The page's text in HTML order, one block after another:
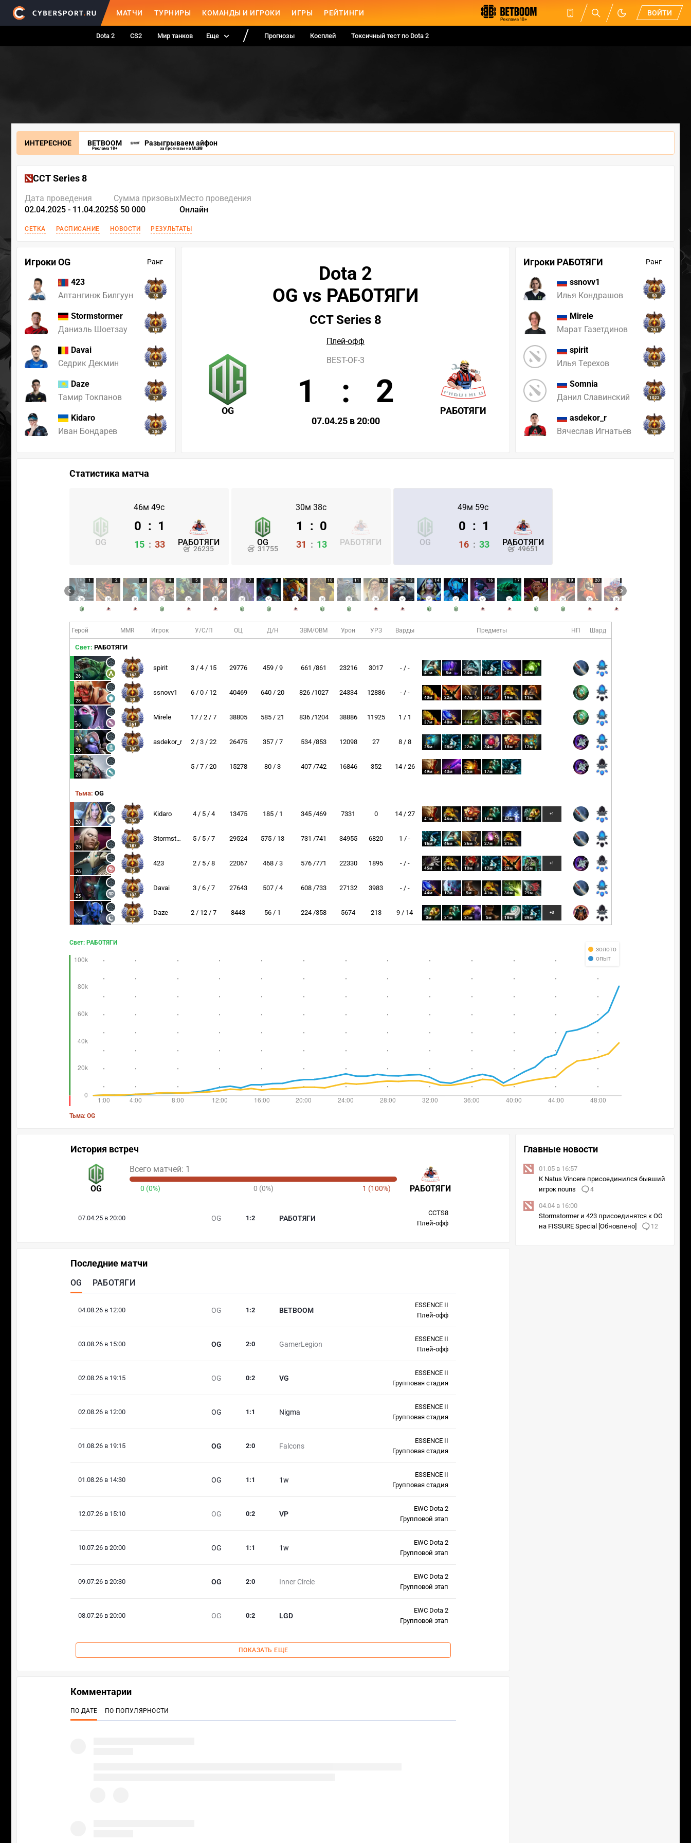
МАТЧИ ТУРНИРЫ КОМАНДЫ И ИГРОКИ ИГРЫ РЕЙТИНГИ ВОЙТИ
Dota 2 CS2 Мир танков Еще Прогнозы Косплей Токсичный тест по Dota 2
ИНТЕРЕСНОЕ BETBOOM
Реклама 18+
Разыгрываем айфон
за прогнозы на MLBB
CCT Series 8
Дата проведения
02.04.2025 - 11.04.2025
Сумма призовых
$ 50 000
Место проведения
Онлайн
СЕТКА РАСПИСАНИЕ НОВОСТИ РЕЗУЛЬТАТЫ
Игроки OG Ранг
423
Алтангинж Билгуун
35
Stormstormer
Даниэль Шоетзау
187
Davai
Седрик Декмин
103
Daze
Тамир Токпанов
27
Kidaro
Иван Бондарев
206
Игроки РАБОТЯГИ Ранг
ssnovv1
Илья Кондрашов
50
Mirele
Марат Газетдинов
261
spirit
Илья Терехов
163
Somnia
Данил Славинский
1022
asdekor_r
Вячеслав Игнатьев
136
Dota 2
OG vs РАБОТЯГИ
CCT Series 8
Плей-офф
OG РАБОТЯГИ
BEST-OF-3
1 : 2
07.04.25 в 20:00
Статистика матча
46м 49с
OG РАБОТЯГИ
26235
0 : 1
15 : 33
30м 38с
OG
31755
РАБОТЯГИ
1 : 0
31 : 13
49м 59с
OG РАБОТЯГИ
49651
0 : 1
16 : 33
1 2 3 4 5 6 7 8 9 10 11 12 13 14 15 16 17 18 19 20
Герой MMR Игрок У/С/П ОЦ Д/Н ЗВМ/ОВМ Урон УРЗ Варды Предметы НП Шард
Свет: РАБОТЯГИ
26 163
spirit 3 / 4 / 15 29776 459 / 9 661 /861 23216 3017 - / -
41м 5м 34м 14м 20м 46м
28 50
ssnovv1 6 / 0 / 12 40469 640 / 20 826 /1027 24334 12886 - / -
40м 22м 47м 33м 19м 11м
29 261
Mirele 17 / 2 / 7 38805 585 / 21 836 /1204 38886 11925 1 / 1
37м 48м 44м 27м 23м 32м
26 136
asdekor_r 2 / 3 / 22 26475 357 / 7 534 /853 12098 27 8 / 8
25м 28м 22м 34м 18м 12м
25
5 / 7 / 20 15278 80 / 3 407 /742 16846 352 14 / 26
49м 43м 35м 17м 27м
Тьма: OG
20 206
Kidaro 4 / 5 / 4 13475 185 / 1 345 /469 7331 0 14 / 27
41м 46м 28м 16м 42м 0м
+1
25 187
Stormstormer 5 / 5 / 7 29524 575 / 13 731 /741 34955 6820 1 / -
16м 46м 36м 27м 31м
26 35
423 2 / 5 / 8 22067 468 / 3 576 /771 22330 1895 - / -
45м 24м 10м 17м 29м 35м
+1
25 103
Davai 3 / 6 / 7 27643 507 / 4 608 /733 27132 3983 - / -
44м 17м 5м 41м 36м 29м
18 27
Daze 2 / 12 / 7 8443 56 / 1 224 /358 5674 213 9 / 14
0м 31м 31м 5м 18м 39м
+3
золото
опыт
Свет: РАБОТЯГИ
Тьма: OG
История встреч
OG РАБОТЯГИ
Всего матчей: 1
0 (0%) 0 (0%) 1 (100%)
07.04.25 в 20:00 OG РАБОТЯГИ
1 :2
CCTS8
Плей-офф
Последние матчи
OG РАБОТЯГИ
04.08.26 в 12:00 OG BETBOOM
1 :2
ESSENCE II
Плей-офф
03.08.26 в 15:00 OG GamerLegion
2:0
ESSENCE II
Плей-офф
02.08.26 в 19:15 OG VG
0:2
ESSENCE II
Групповая стадия
02.08.26 в 12:00 OG Nigma
1 :1
ESSENCE II
Групповая стадия
01.08.26 в 19:15 OG Falcons
2:0
ESSENCE II
Групповая стадия
01.08.26 в 14:30 OG 1w
1 :1
ESSENCE II
Групповая стадия
12.07.26 в 15:10 OG VP
0:2
EWC Dota 2
Групповой этап
10.07.26 в 20:00 OG 1w
1 :1
EWC Dota 2
Групповой этап
09.07.26 в 20:30 OG Inner Circle
2:0
EWC Dota 2
Групповой этап
08.07.26 в 20:00 OG LGD
0:2
EWC Dota 2
Групповой этап
ПОКАЗАТЬ ЕЩЕ
Главные новости
01.05 в 16:57
К Natus Vincere присоединился бывший
игрок nouns
4
04.04 в 16:00
Stormstormer и 423 присоединятся к OG
на FISSURE Special [Обновлено]
12
Комментарии
ПО ДАТЕ ПО ПОПУЛЯРНОСТИ